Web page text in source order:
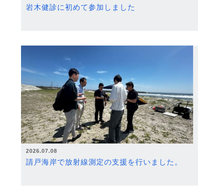
岩木健診に初めて参加しました
2026.07.08
請戸海岸で放射線測定の支援を行いました。